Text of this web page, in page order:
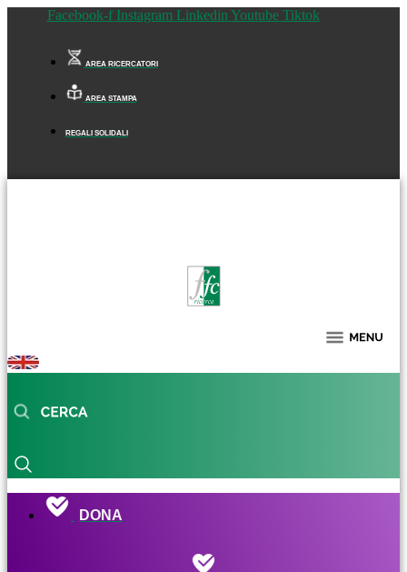
Facebook-f Instagram Linkedin Youtube Tiktok
AREA RICERCATORI
AREA STAMPA
REGALI SOLIDALI
DONA